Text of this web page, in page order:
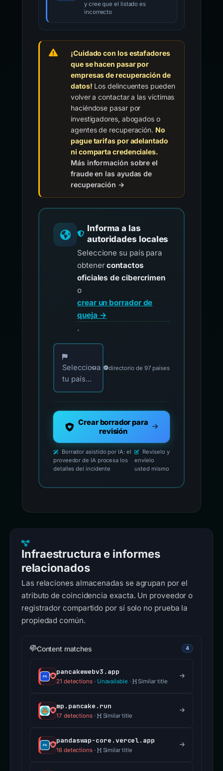
y cree que el listado es
incorrecto
¡Cuidado con los estafadores
que se hacen pasar por
empresas de recuperación de
datos! Los delincuentes pueden
volver a contactar a las víctimas
haciéndose pasar por
investigadores, abogados o
agentes de recuperación. No
pague tarifas por adelantado
ni comparta credenciales.
Más información sobre el
fraude en las ayudas de
recuperación →
Informa a las
autoridades locales
Seleccione su país para
obtenercontactos
oficiales de cibercrimen
o
crear un borrador de
queja →
.
Elija su país para los contactos oficiales de
Selecciona
tu país...
directorio de 97 países
Crear borrador para
revisión
Borrador asistido por IA: el
proveedor de IA procesa los
detalles del incidente
Revíselo y
envíelo
usted mismo
Infraestructura e informes
relacionados
Las relaciones almacenadas se agrupan por el
atributo de coincidencia exacta. Un proveedor o
registrador compartido por sí solo no prueba la
propiedad común.
Content matches 4
pancakewebv3.app
21 detections· Unavailable · Similar title
mp.pancake.run
17 detections· Similar title
pandaswap-core.vercel.app
16 detections· Similar title